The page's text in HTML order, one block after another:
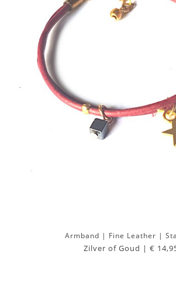
Armband | Fine Leather |
Zilver of Goud | €